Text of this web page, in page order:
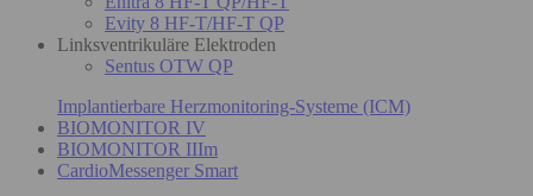
Evity 8 HF-T/HF-T QP
Linksventrikuläre Elektroden
Sentus OTW QP
Implantierbare Herzmonitoring-Systeme (ICM)
BIOMONITOR IV
BIOMONITOR IIIm
CardioMessenger Smart